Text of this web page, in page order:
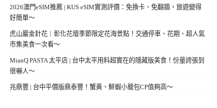
2026澳門eSIM推薦 | KUS eSIM實測評價：免換卡、免翻牆，旅遊變得
好簡單～
虎山巖金針花｜彰化花壇季節限定花海景點！交通停車、花期、超人氣
市集美食一次看～
MianQ PASTA 太平店 | 台中太平用料超實在的隱藏版美食！份量誇張到
很嚇人～
兆鼎豐 | 台中平價版鼎泰豐！蟹黃、鮮蝦小籠包CP值夠高～